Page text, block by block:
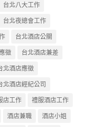
台北八大工作
台北夜總會工作
台北酒店公關
徵
台北酒店兼差
北酒店應徵
北酒店經紀公司
店工作
禮服酒店工作
酒店兼職
酒店小姐